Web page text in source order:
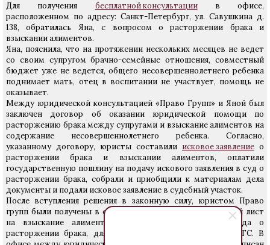
Для получения бесплатной консультациив офисе,
расположенном по адресу: Санкт-Петербург, ул. Савушкина д.
138, обратилась Яна, с вопросом о расторжении брака и
взыскании алиментов.
Яна, пояснила, что на протяжении нескольких месяцев не ведет
со своим супругом брачно-семейные отношения, совместный
бюджет уже не ведется, общего несовершеннолетнего ребенка
поднимает мать, отец в воспитании не участвует, помощь не
оказывает.
Между юридической консультацией «Право Групп» и Яной был
заключен договор об оказании юридической помощи по
расторжению брака между супругами и взыскание алиментов на
содержание несовершеннолетнего ребенка. Согласно,
указанному договору, юристы составили исковое заявление о
расторжении брака и взыскании алиментов, оплатили
государственную пошлину на подачу искового заявления в суд о
расторжении брака, собрали и приобщили к материалам дела
документы и подали исковое заявление в судебный участок.
После вступления решения в законную силу, юристом Право
групп были получены в судебном участке исполнительный лист
на взыскание алиментов и выписка из решения суда о
расторжении брака, для предъявления его в органы ЗАГС. В